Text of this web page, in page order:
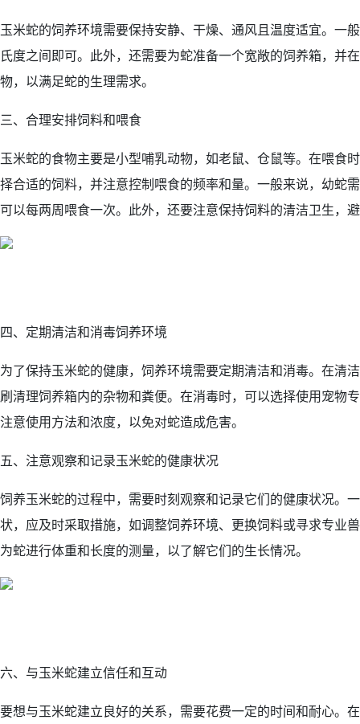
玉米蛇的饲养环境需要保持安静、干燥、通风且温度适宜。一
氏度之间即可。此外，还需要为蛇准备一个宽敞的饲养箱，并
物，以满足蛇的生理需求。
三、合理安排饲料和喂食
玉米蛇的食物主要是小型哺乳动物，如老鼠、仓鼠等。在喂食
择合适的饲料，并注意控制喂食的频率和量。一般来说，幼蛇
可以每两周喂食一次。此外，还要注意保持饲料的清洁卫生，
四、定期清洁和消毒饲养环境
为了保持玉米蛇的健康，饲养环境需要定期清洁和消毒。在清
刷清理饲养箱内的杂物和粪便。在消毒时，可以选择使用宠物
注意使用方法和浓度，以免对蛇造成危害。
五、注意观察和记录玉米蛇的健康状况
饲养玉米蛇的过程中，需要时刻观察和记录它们的健康状况。
状，应及时采取措施，如调整饲养环境、更换饲料或寻求专业
为蛇进行体重和长度的测量，以了解它们的生长情况。
六、与玉米蛇建立信任和互动
要想与玉米蛇建立良好的关系，需要花费一定的时间和耐心。